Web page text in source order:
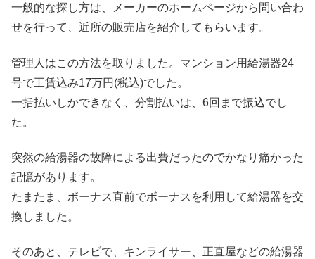
一般的な探し方は、メーカーのホームページから問い合わ
せを行って、近所の販売店を紹介してもらいます。
管理人はこの方法を取りました。マンション用給湯器24
号で工賃込み17万円(税込)でした。
一括払いしかできなく、分割払いは、6回まで振込でし
た。
突然の給湯器の故障による出費だったのでかなり痛かった
記憶があります。
たまたま、ボーナス直前でボーナスを利用して給湯器を交
換しました。
そのあと、テレビで、キンライサー、正直屋などの給湯器